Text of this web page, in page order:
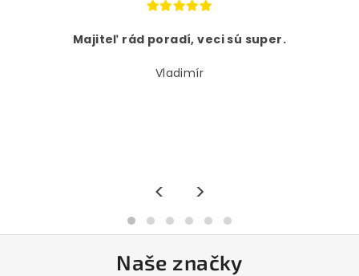
Majiteľ rád poradí, veci sú super.
Vladimír
< >
Naše značky